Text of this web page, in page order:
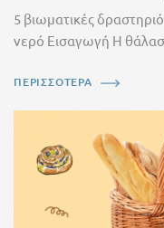
5 βιωματικές
νερό Εισαγωγή Η
ΠΕΡΙΣΣΟΤΕΡΑ